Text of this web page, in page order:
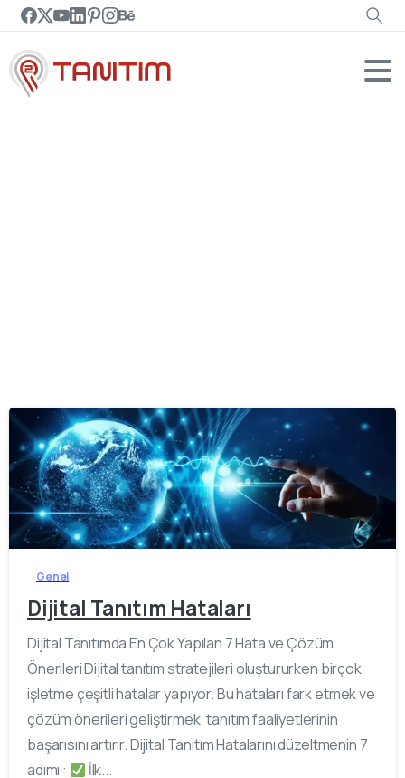
0
Genel
Dijital Tanıtım Hataları
Dijital Tanıtımda En Çok Yapılan 7 Hata ve Çözüm
Önerileri Dijital tanıtım stratejileri oluştururken birçok
işletme çeşitli hatalar yapıyor. Bu hataları fark etmek ve
çözüm önerileri geliştirmek, tanıtım faaliyetlerinin
başarısını artırır. Dijital Tanıtım Hatalarını düzeltmenin 7
adımı :
İlk...